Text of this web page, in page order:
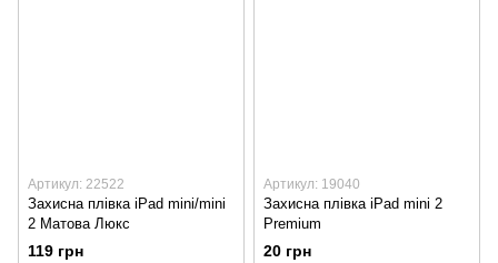
Артикул: 22522
Захисна плівка iPad mini/mini
2 Матова Люкс
119 грн
Артикул: 19040
Захисна плівка iPad mini 2
Premium
20 грн